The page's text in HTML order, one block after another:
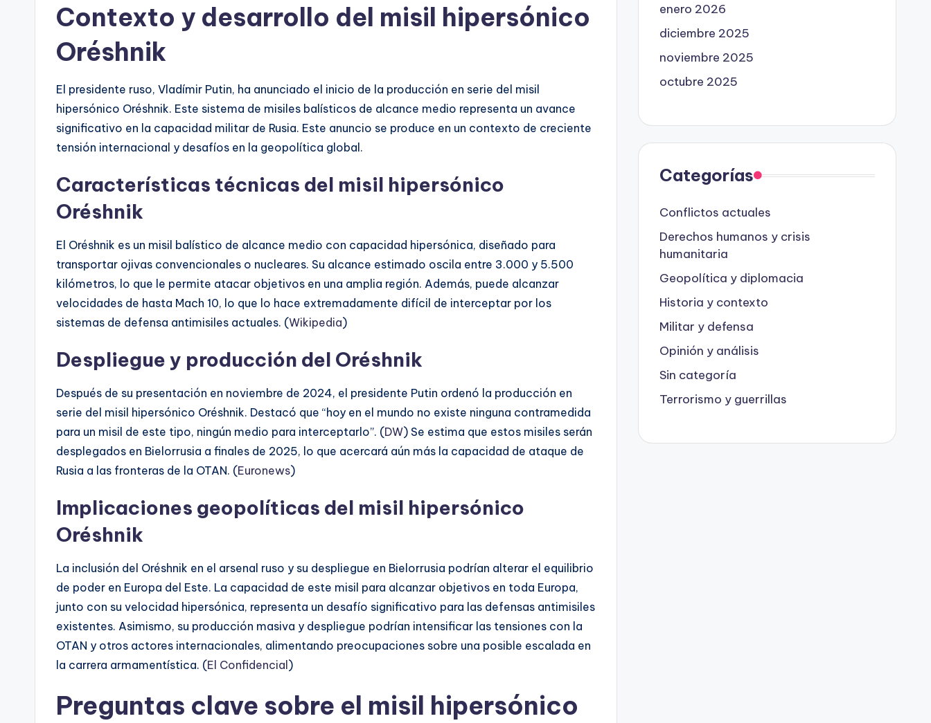
Contexto y desarrollo del misil hipersónico
Oréshnik
El presidente ruso, Vladímir Putin, ha anunciado el inicio de la producción en serie del misil
hipersónico Oréshnik. Este sistema de misiles balísticos de alcance medio representa un avance
significativo en la capacidad militar de Rusia. Este anuncio se produce en un contexto de creciente
tensión internacional y desafíos en la geopolítica global.
Características técnicas del misil hipersónico
Oréshnik
El Oréshnik es un misil balístico de alcance medio con capacidad hipersónica, diseñado para
transportar ojivas convencionales o nucleares. Su alcance estimado oscila entre 3.000 y 5.500
kilómetros, lo que le permite atacar objetivos en una amplia región. Además, puede alcanzar
velocidades de hasta Mach 10, lo que lo hace extremadamente difícil de interceptar por los
sistemas de defensa antimisiles actuales. (Wikipedia)
Despliegue y producción del Oréshnik
Después de su presentación en noviembre de 2024, el presidente Putin ordenó la producción en
serie del misil hipersónico Oréshnik. Destacó que “hoy en el mundo no existe ninguna contramedida
para un misil de este tipo, ningún medio para interceptarlo”. (DW) Se estima que estos misiles serán
desplegados en Bielorrusia a finales de 2025, lo que acercará aún más la capacidad de ataque de
Rusia a las fronteras de la OTAN. (Euronews)
Implicaciones geopolíticas del misil hipersónico
Oréshnik
La inclusión del Oréshnik en el arsenal ruso y su despliegue en Bielorrusia podrían alterar el equilibrio
de poder en Europa del Este. La capacidad de este misil para alcanzar objetivos en toda Europa,
junto con su velocidad hipersónica, representa un desafío significativo para las defensas antimisiles
existentes. Asimismo, su producción masiva y despliegue podrían intensificar las tensiones con la
OTAN y otros actores internacionales, alimentando preocupaciones sobre una posible escalada en
la carrera armamentística. (El Confidencial)
Preguntas clave sobre el misil hipersónico
enero 2026
diciembre 2025
noviembre 2025
octubre 2025
Categorías
Conflictos actuales
Derechos humanos y crisis
humanitaria
Geopolítica y diplomacia
Historia y contexto
Militar y defensa
Opinión y análisis
Sin categoría
Terrorismo y guerrillas